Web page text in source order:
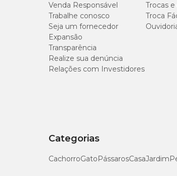
Para montar o Vaso para Plantas Hanoi
em seguida, abasteça o reservatório
Venda Responsável
Trabalhe conosco
Seja um fornecedor
Expansão
Transparência
Realize sua denúncia
Relações com Investidores
Trocas
Troca
Categorias
CachorroGatoPássarosCasaJardim